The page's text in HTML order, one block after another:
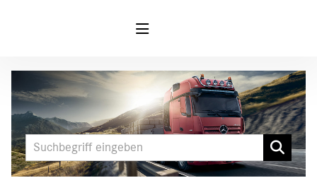
Meldungen
MARKEN & PRODUKTE
FUSO
Mercedes-Benz